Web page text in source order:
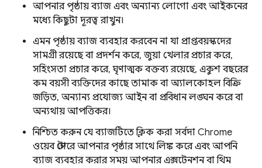
আপনার পৃষ্ঠায় ব্যাজ এবং অন্যান্য লোগো এবং আইকনের
মধ্যে কিছুটা দূরত্ব রাখুন।
এমন পৃষ্ঠায় ব্যাজ ব্যবহার করবেন না যা প্রাপ্তবয়স্কদের
সামগ্রী রয়েছে বা প্রদর্শন করে, জুয়া খেলার প্রচার করে,
সহিংসতা প্রচার করে, ঘৃণাত্মক বক্তব্য রয়েছে, একুশ বছরের
কম বয়সী ব্যক্তিদের কাছে তামাক বা অ্যালকোহল বিক্রি
জড়িত, অন্যান্য প্রযোজ্য আইন বা প্রবিধান লঙ্ঘন করে বা
অন্যথায় আপত্তিকর।
নিশ্চিত করুন যে ব্যাজটিতে ক্লিক করা সর্বদা Chrome
ওয়েব স্টোরে আপনার পৃষ্ঠার সাথে লিঙ্ক করে এবং আপনি
ব্যাজ ব্যবহার করার সময় আপনার এক্সটেনশন বা থিম